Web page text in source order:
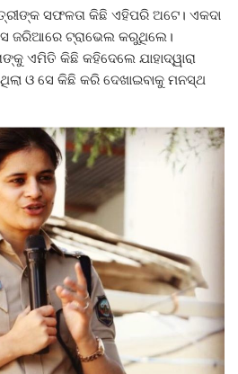
ସଫଳତା କିଛି ଏହିପରି ଅଟେ। ଏକଦା
ଜରିଆରେ ଟ୍ରାଭେଲ କରୁଥିଲେ।
ଏମିତି କିଛି କହିଦେଲେ ଯାହାଦ୍ୱାରା
ଓ ସେ କିଛି କରି ଦେଖାଇବାକୁ ମନସ୍ଥ